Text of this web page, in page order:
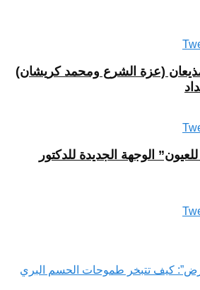
(عزة الشرع ومحمد كريشان)
الوجهة الجديدة للدكتور